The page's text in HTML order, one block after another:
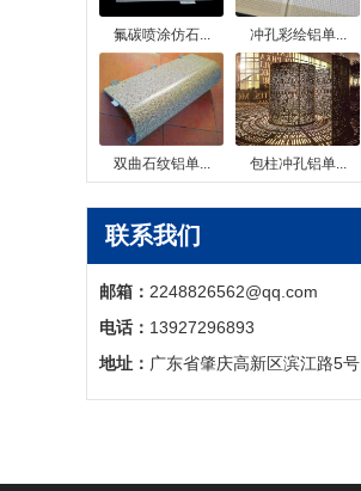
氟碳喷涂仿石... 冲孔彩绘铝单...
双曲石纹铝单... 包柱冲孔铝单...
联系我们
邮箱： 2248826562@qq.com
电话： 13927296893
地址： 广东省肇庆高新区滨江路5号